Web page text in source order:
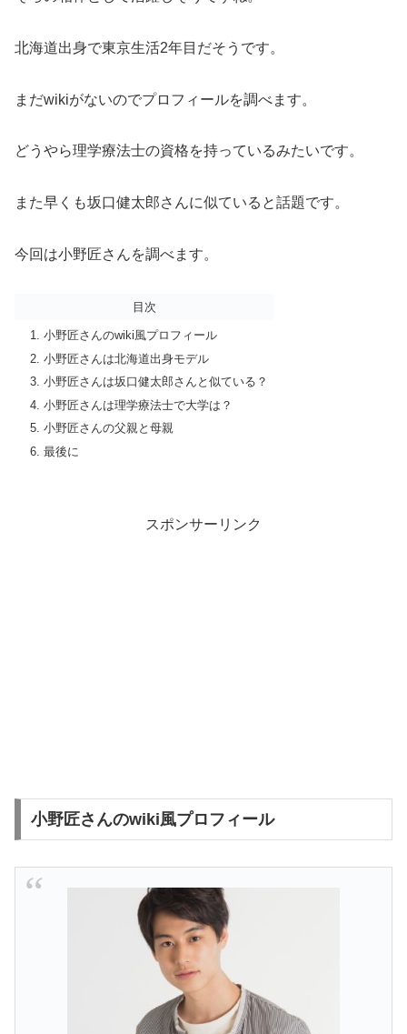
北海道出身で東京生活2年目だそうです。
まだwikiがないのでプロフィールを調べます。
どうやら理学療法士の資格を持っているみたいです。
また早くも坂口健太郎さんに似ていると話題です。
今回は小野匠さんを調べます。
目次
小野匠さんのwiki風プロフィール
小野匠さんは北海道出身モデル
小野匠さんは坂口健太郎さんと似ている？
小野匠さんは理学療法士で大学は？
小野匠さんの父親と母親
最後に
スポンサーリンク
小野匠さんのwiki風プロフィール